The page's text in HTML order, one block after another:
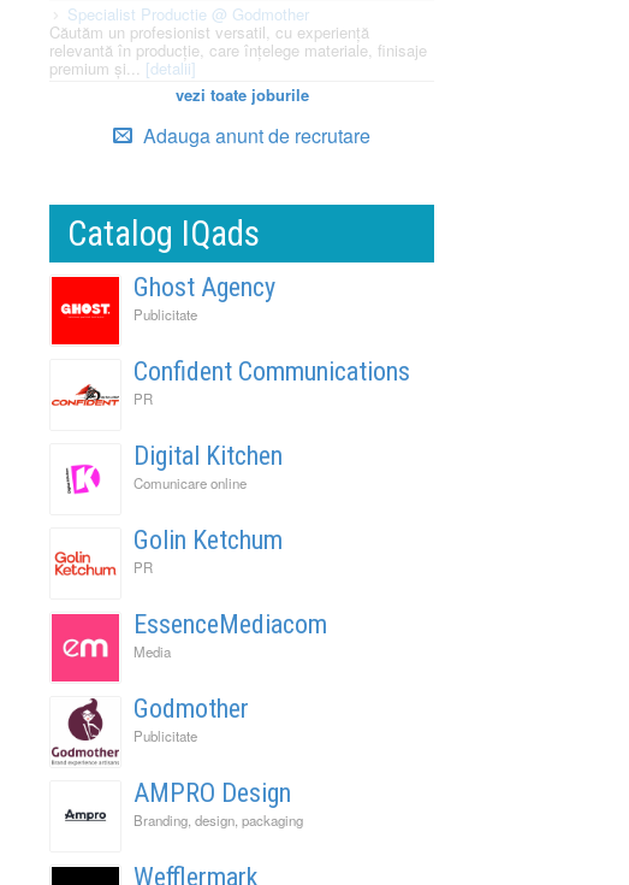
Specialist Productie @ Godmother
Căutăm un profesionist versatil, cu experiență
relevantă în producție, care înțelege materiale, finisaje
premium și... [detalii]
vezi toate joburile
Adauga anunt de recrutare
Catalog IQads
Ghost Agency
Publicitate
Confident Communications
PR
Digital Kitchen
Comunicare online
Golin Ketchum
PR
EssenceMediacom
Media
Godmother
Publicitate
AMPRO Design
Branding, design, packaging
Wefflermark